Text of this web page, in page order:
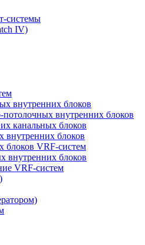
системы
IV)
внутренних блоков
внутренних блоков
канальных блоков
внутренних блоков
VRF-систем
внутренних блоков
VRF-систем